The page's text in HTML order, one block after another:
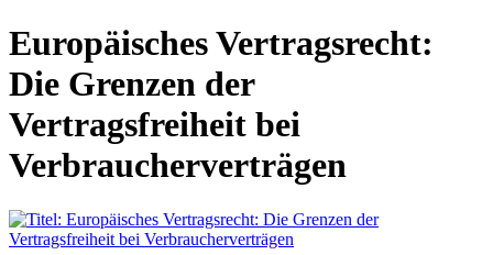
Europäisches Vertragsrecht:
Die Grenzen der
Vertragsfreiheit bei
Verbraucherverträgen